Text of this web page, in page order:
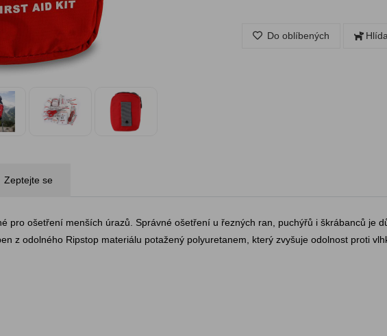
Do oblíbených
Zeptejte se
pro ošetření menších úrazů. Správné ošetření u řezných ran, puchýřů i škrábanců je
z odolného Ripstop materiálu potažený polyuretanem, který zvyšuje odolnost proti